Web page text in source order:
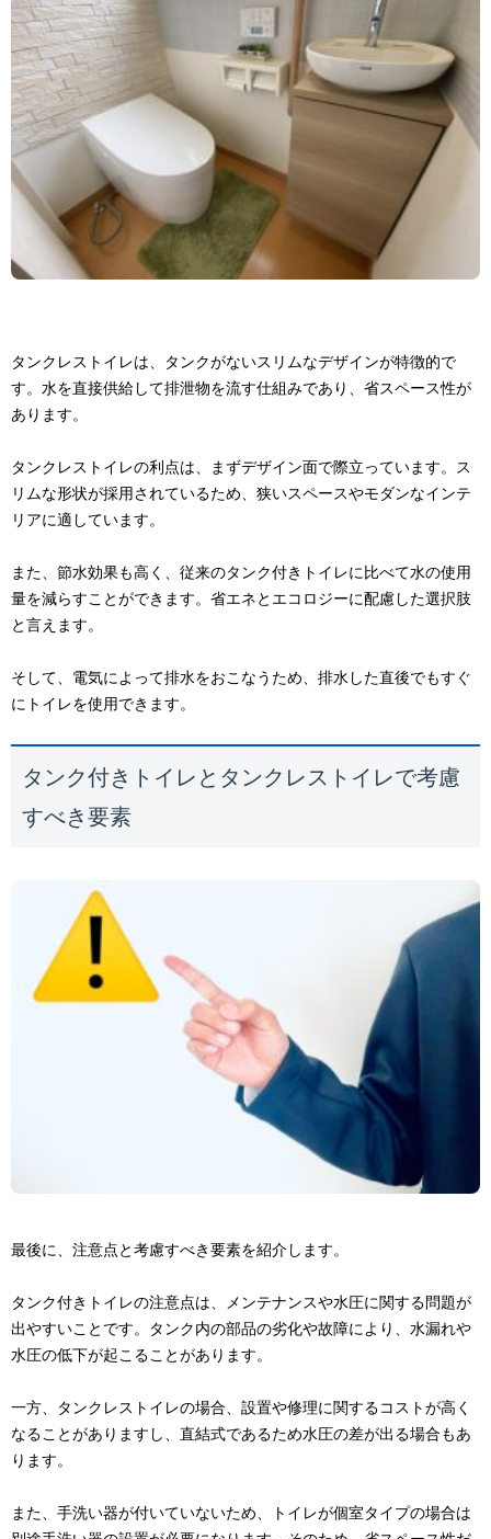
タンクレストイレは、タンクがないスリムなデザインが特徴的で
す。水を直接供給して排泄物を流す仕組みであり、省スペース性が
あります。
タンクレストイレの利点は、まずデザイン面で際立っています。ス
リムな形状が採用されているため、狭いスペースやモダンなインテ
リアに適しています。
また、節水効果も高く、従来のタンク付きトイレに比べて水の使用
量を減らすことができます。省エネとエコロジーに配慮した選択肢
と言えます。
そして、電気によって排水をおこなうため、排水した直後でもすぐ
にトイレを使用できます。
タンク付きトイレとタンクレストイレで考慮
すべき要素
最後に、注意点と考慮すべき要素を紹介します。
タンク付きトイレの注意点は、メンテナンスや水圧に関する問題が
出やすいことです。タンク内の部品の劣化や故障により、水漏れや
水圧の低下が起こることがあります。
一方、タンクレストイレの場合、設置や修理に関するコストが高く
なることがありますし、直結式であるため水圧の差が出る場合もあ
ります。
また、手洗い器が付いていないため、トイレが個室タイプの場合は